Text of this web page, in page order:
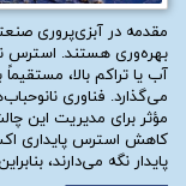
مقدمه در آبزی‌پروری
بهره‌وری هستند. استرس
آب یا تراکم بالا،
می‌گذارد. فناوری
مؤثر برای مدیریت این
پایدار نگه می‌دارند،